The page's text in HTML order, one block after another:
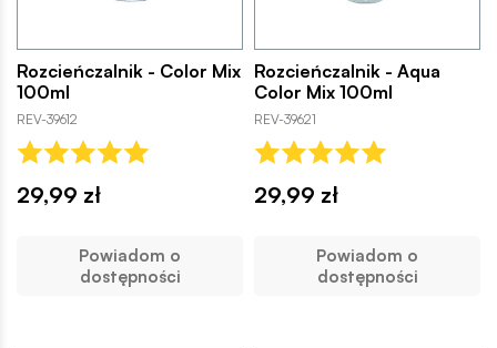
Rozcieńczalnik - Color Mix
100ml
REV-39612
29,99 zł
Powiadom o
dostępności
Rozcieńczalnik - Aqua
Color Mix 100ml
REV-39621
29,99 zł
Powiadom o
dostępności